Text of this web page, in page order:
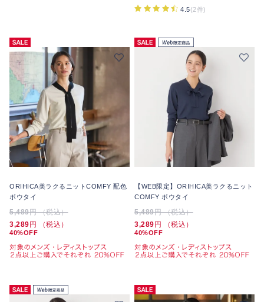
4.5(2件)
ORIHICA美ラクるニットCOMFY 配色
ボウタイ
5,489円 （税込）
3,289 円 （税込）
40%OFF
【WEB限定】ORIHICA美ラクるニット
COMFY ボウタイ
5,489円 （税込）
3,289 円 （税込）
40%OFF